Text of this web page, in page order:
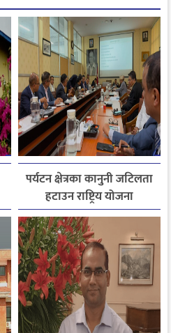
पर्यटन क्षेत्रका कानुनी जटिलता
हटाउन राष्ट्रिय योजना
आयोगसमक्ष होटल संघ
बागमतीका पाँचबुँदे माग